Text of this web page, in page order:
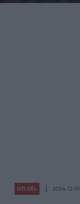
ÚTI CÉL 2024-12-01